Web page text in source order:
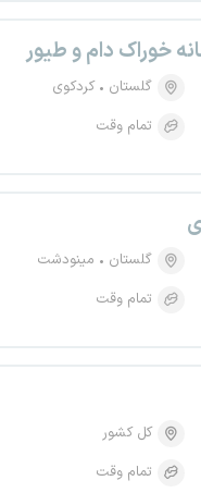
خوراک دام و طیور
گلستان
کردکوی
تمام وقت
گلستان
مینودشت
تمام وقت
کل کشور
تمام وقت